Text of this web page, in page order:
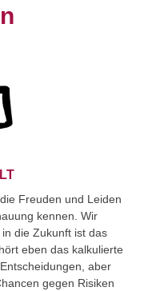
Freuden und Leiden
kennen. Wir
die Zukunft ist das
eben das kalkulierte
aber
gegen Risiken